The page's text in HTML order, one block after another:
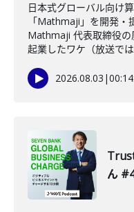
日本式グローバル向け
「Mathmaji」を開発
Mathmaji 代表取締役の
起業したワケ（放送で
2026.08.03 |
ん